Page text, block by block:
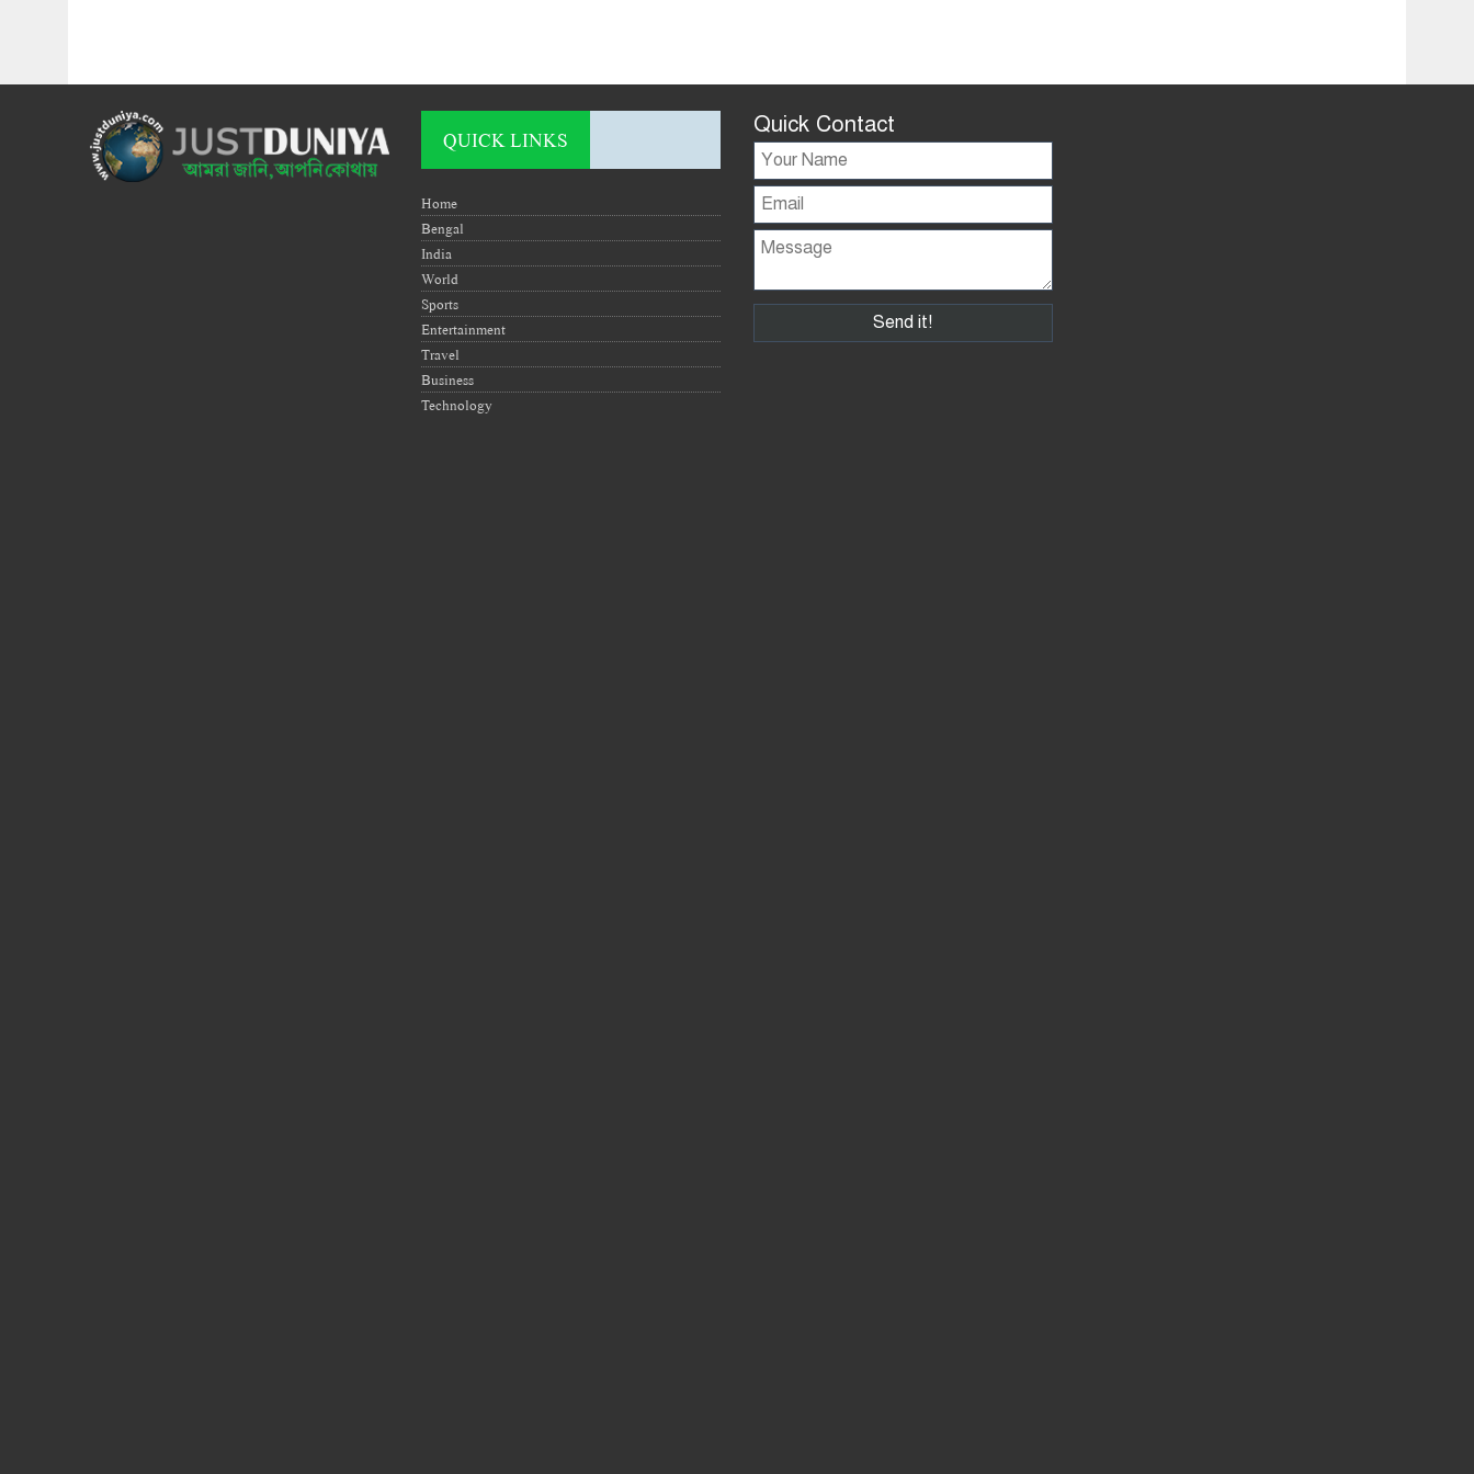
QUICK LINKS
Home
Bengal
India
World
Sports
Entertainment
Travel
Business
Technology
Quick Contact